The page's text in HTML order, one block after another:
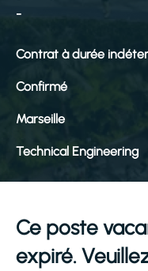
-
Contrat à durée
Confirmé
Marseille
Technical Engineering
Ce poste
expiré.